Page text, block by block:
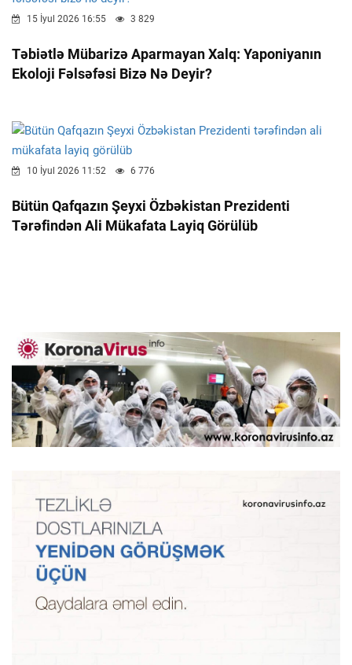
15 İyul 2026 16:55 3 829
Təbiətlə Mübarizə Aparmayan Xalq: Yaponiyanın
Ekoloji Fəlsəfəsi Bizə Nə Deyir?
10 İyul 2026 11:52 6 776
Bütün Qafqazın Şeyxi Özbəkistan Prezidenti
Tərəfindən Ali Mükafata Layiq Görülüb